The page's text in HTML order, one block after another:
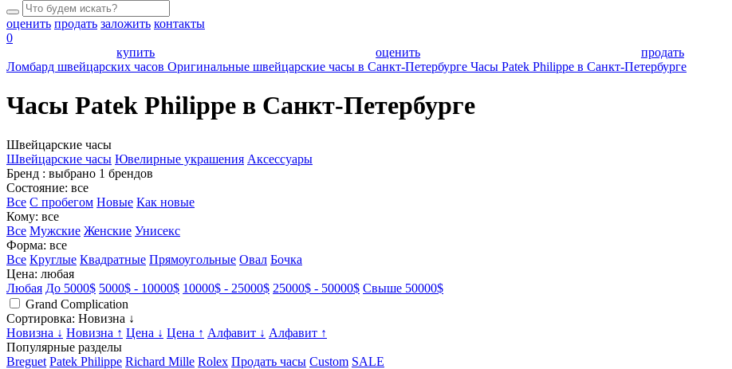
оценить продать заложить контакты
0
купить
оценить продать
Ломбард швейцарских часов Оригинальные швейцарские часы в Санкт-Петербурге Часы Patek Philippe в Санкт-Петербурге
Часы Patek Philippe в Санкт-Петербурге
Швейцарские часы
Швейцарские часы Ювелирные украшения Аксессуары
Бренд : выбрано 1 брендов
Состояние: все
Все С пробегом Новые Как новые
Кому: все
Все Мужские Женские Унисекс
Форма: все
Все Круглые Квадратные Прямоугольные Овал Бочка
Цена: любая
Любая До 5000$ 5000$ - 10000$ 10000$ - 25000$ 25000$ - 50000$ Свыше 50000$
Grand Complication
Сортировка: Новизна ↓
Новизна ↓ Новизна ↑ Цена ↓ Цена ↑ Алфавит ↓ Алфавит ↑
Популярные разделы
Breguet Patek Philippe Richard Mille Rolex Продать часы Custom SALE